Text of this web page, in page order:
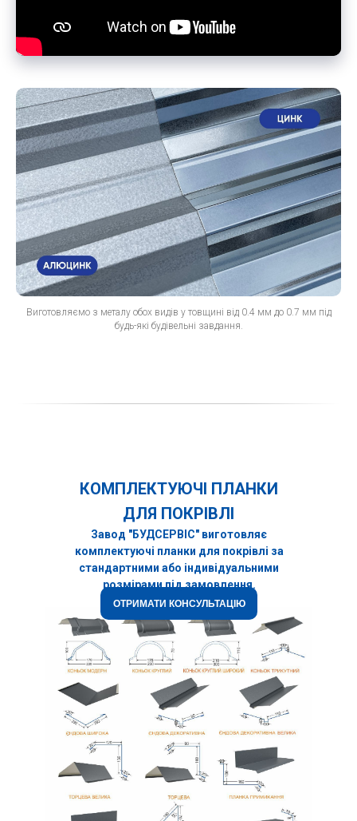
Виготовляємо з металу обох видів у товщині від 0.4 мм до 0.7 мм під
будь-які будівельні завдання.
ОТРИМАТИ КОНСУЛЬТАЦІЮ
КОМПЛЕКТУЮЧІ ПЛАНКИ
ДЛЯ ПОКРІВЛІ
Завод "БУДСЕРВІС" виготовляє
комплектуючі планки для покрівлі за
стандартними або індивідуальними
розмірами під замовлення.